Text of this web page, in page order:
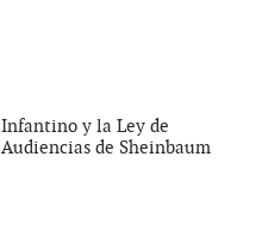
Infantino y la Ley de
Audiencias de Sheinbaum